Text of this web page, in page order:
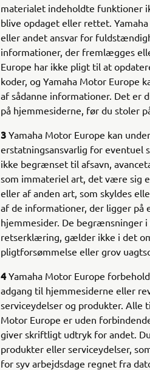
materialet indeholdte funktioner
blive opdaget eller rettet.
eller andet ansvar for
informationer, der fremlægges
Europe har ikke pligt til at
koder, og Yamaha Motor Europe
af sådanne informationer. Det er
på hjemmesiderne, før du stoler
3 Yamaha Motor Europe kan
erstatningsansvarlig for eventuel
ikke begrænset til afsavn,
som immateriel art, det være sig
eller af anden art, som skyldes
af de informationer, der ligger på
hjemmesider. De begrænsninger
retserklæring, gælder ikke i det
pligtforsømmelse eller grov
4Yamaha Motor Europe
adgang til hjemmesiderne eller
serviceydelser og produkter. Alle
Motor Europe er uden
giver skriftligt udtryk for andet.
produkter eller serviceydelser,
for syv arbejdsdage regnet fra